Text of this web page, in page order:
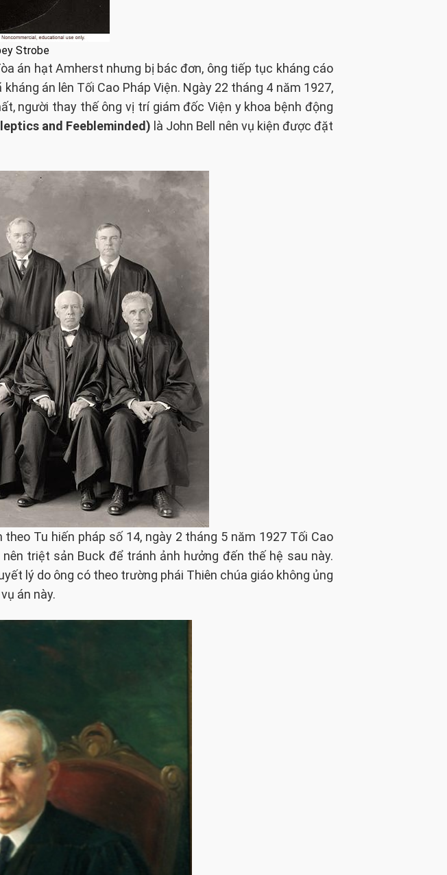
Strobe
án hạt Amherst nhưng bị bác đơn, ông tiếp tục kháng cáo
án lên Tối Cao Pháp Viện. Ngày 22 tháng 4 năm 1927,
người thay thế ông vị trí giám đốc Viện y khoa bệnh động
and Feebleminded) là John Bell nên vụ kiện được đặt
Tu hiến pháp số 14, ngày 2 tháng 5 năm 1927 Tối Cao
triệt sản Buck để tránh ảnh hưởng đến thế hệ sau này.
lý do ông có theo trường phái Thiên chúa giáo không ủng
án này.